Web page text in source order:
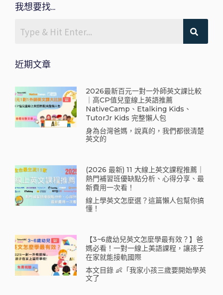
我想要找...
近期文章
2026最新百元一對一外師英文課比較
｜高CP值兒童線上英語推薦
NativeCamp、Etalking Kids、
TutorJr Kids 完整懶人包
身為台灣爸媽，說真的，我們都很清楚
英文的
(2026 最新) 11 大線上英文課程推薦｜
熱門補習班優缺點分析、心得分享、最
新費用一次看！
線上學英文怎麼選？這篇懶人包幫你搞
懂！
【3~6歲幼兒英文怎麼學最有效？】爸
媽必看！一對一線上美語課程，讓孩子
在家就能接軌國際
本文目錄 👶「我家小孩三歲要開始學英
文了